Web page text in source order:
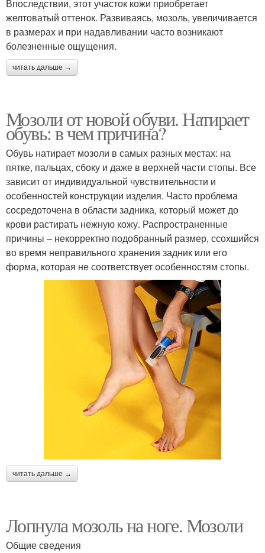
Впоследствии, этот участок кожи приобретает
желтоватый оттенок. Развиваясь, мозоль, увеличивается
в размерах и при надавливании часто возникают
болезненные ощущения.
читать дальше →
Мозоли от новой обуви. Натирает
обувь: в чем причина?
Обувь натирает мозоли в самых разных местах: на
пятке, пальцах, сбоку и даже в верхней части стопы. Все
зависит от индивидуальной чувствительности и
особенностей конструкции изделия. Часто проблема
сосредоточена в области задника, который может до
крови растирать нежную кожу. Распространенные
причины – некорректно подобранный размер, ссохшийся
во время неправильного хранения задник или его
форма, которая не соответствует особенностям стопы.
читать дальше →
Лопнула мозоль на ноге. Мозоли
Общие сведения